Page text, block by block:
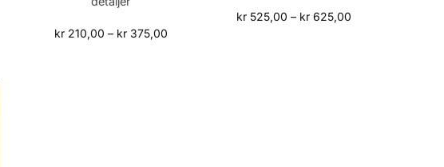
kr210,00 – kr375,00
kr 525,00 – kr 625,00